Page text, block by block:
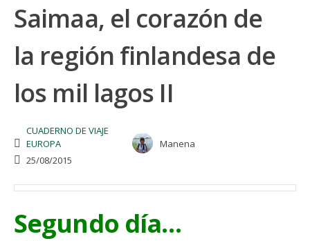
Saimaa, el corazón de
la región finlandesa de
los mil lagos II
CUADERNO DE VIAJE
EUROPA
Manena
25/08/2015
Segundo día…